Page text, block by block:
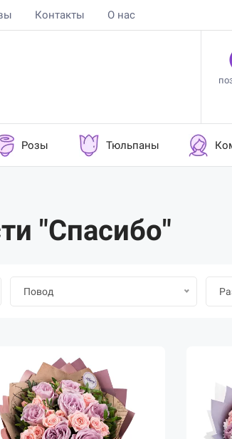
Контакты О нас
Розы Тюльпаны
"Спасибо"
Повод